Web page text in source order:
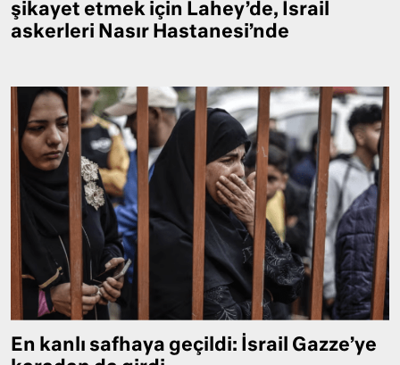
şikayet etmek için Lahey’de, İsrail
askerleri Nasır Hastanesi’nde
En kanlı safhaya geçildi: İsrail Gazze’ye